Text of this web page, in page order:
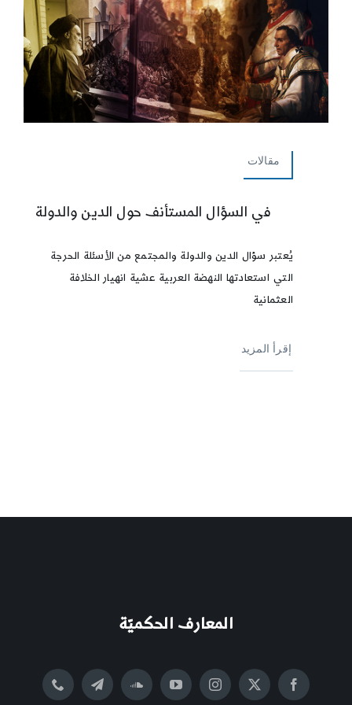
مقالات
في السؤال المستأنف حول الدين والدولة
يُعتبر سؤال الدين والدولة والمجتمع من الأسئلة الحرجة
التي استعادتها النهضة العربية عشية انهيار الخلافة
العثمانية
إقرأ المزيد
المعارف الحكميّة